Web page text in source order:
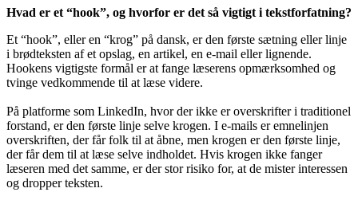
Hvad er et “hook”, og hvorfor er det så vigtigt i tekstforfatning?
Et “hook”, eller en “krog” på dansk, er den første sætning eller linje
i brødteksten af et opslag, en artikel, en e-mail eller lignende.
Hookens vigtigste formål er at fange læserens opmærksomhed og
tvinge vedkommende til at læse videre.
På platforme som LinkedIn, hvor der ikke er overskrifter i traditionel
forstand, er den første linje selve krogen. I e-mails er emnelinjen
overskriften, der får folk til at åbne, men krogen er den første linje,
der får dem til at læse selve indholdet. Hvis krogen ikke fanger
læseren med det samme, er der stor risiko for, at de mister interessen
og dropper teksten.